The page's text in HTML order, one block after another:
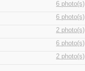
6 photo(s)
6 photo(s)
2 photo(s)
6 photo(s)
2 photo(s)